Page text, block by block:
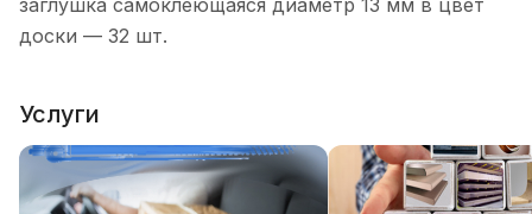
заглушка самоклеющаяся диаметр 13 мм в цвет
доски — 32 шт.
Услуги